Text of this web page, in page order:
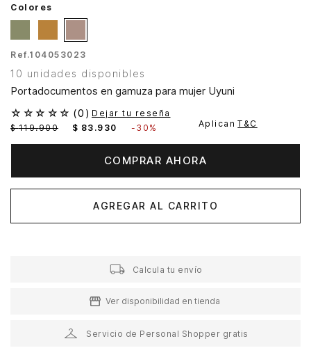
Colores
Ref.104053023
10 unidades disponibles
Portadocumentos en gamuza para mujer Uyuni
☆ ☆ ☆ ☆ ☆ (0 ) Dejar tu reseña
$ 119.900 $ 83 .930 - 30% Aplican T&C
COMPRAR AHORA
AGREGAR AL CARRITO
Calcula tu envío
Ver disponibilidad en tienda
Servicio de Personal Shopper gratis